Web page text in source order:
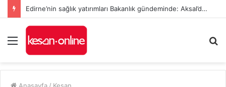
Edirne’nin sağlık yatırımları Bakanlık gündeminde: Aksal’dan Keşan için iki önemli talep
Menü
...